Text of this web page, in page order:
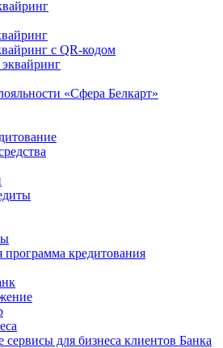
с QR-кодом
«Сфера Белкарт»
программа кредитования
сервисы для бизнеса клиентов Банка